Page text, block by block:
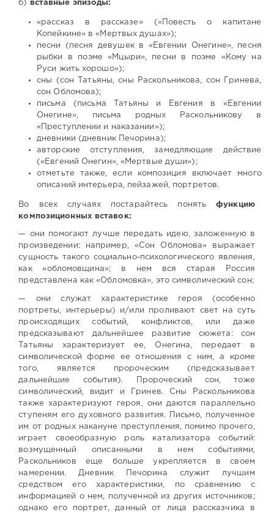
б) вставные эпизоды:
«рассказ в рассказе» («Повесть о капитане
Копейкине» в «Мертвых душах»);
песни (песня девушек в «Евгении Онегине», песня
рыбки в поэме «Мцыри», песни в поэме «Кому на
Руси жить хорошо»);
сны (сон Татьяны, сны Раскольникова, сон Гринева,
сон Обломова);
письма (письма Татьяны и Евгения в «Евгении
Онегине», письма родных Раскольникову в
«Преступлении и наказании»);
дневники (дневник Печорина);
авторские отступления, замедляющие действие
(«Евгений Онегин», «Мертвые души»);
отметьте также, если композиция включает много
описаний интерьера, пейзажей, портретов.
Во всех случаях постарайтесь понятьфункцию
композиционных вставок:
— они помогают лучше передать идею, заложенную в
произведении: например, «Сон Обломова» выражает
сущность такого социально-психологического явления,
как «обломовщина»; в нем вся старая Россия
представлена как «Обломовка», это символический сон;
— они служат характеристике героя (особенно
портреты, интерьеры) и/или проливают свет на суть
происходящих событий, конфликтов, или даже
предсказывают дальнейшее развитие сюжета: сон
Татьяны характеризует ее, Онегина, передает в
символической форме ее отношения с ним, а кроме
того, является пророческим (предсказывает
дальнейшие события). Пророческий сон, тоже
символический, видит и Гринев. Сны Раскольникова
также характеризуют героя, они даются параллельно
ступеням его духовного развития. Письмо, полученное
им от родных накануне преступления, помимо прочего,
играет своеобразную роль катализатора событий:
возмущенный описанными в нем событиями,
Раскольников еще больше укрепляется в своем
намерении. Дневник Печорина служит лучшим
средством его характеристики, по сравнению с
информацией о нем, полученной из других источников;
однако его портрет, данный от лица рассказчика в